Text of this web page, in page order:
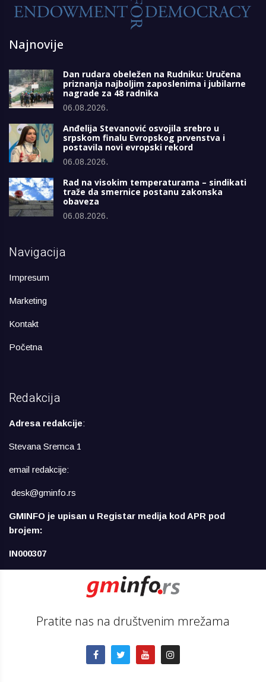
Najnovije
Dan rudara obeležen na Rudniku: Uručena
priznanja najboljim zaposlenima i jubilarne
nagrade za 48 radnika
06.08.2026.
Anđelija Stevanović osvojila srebro u
srpskom finalu Evropskog prvenstva i
postavila novi evropski rekord
06.08.2026.
Rad na visokim temperaturama – sindikati
traže da smernice postanu zakonska
obaveza
06.08.2026.
Navigacija
Impresum
Marketing
Kontakt
Početna
Redakcija
Adresa redakcije:
Stevana Sremca 1
email redakcije:
desk@gminfo.rs
GMINFO je upisan u Registar medija kod APR pod
brojem:
IN000307
Pratite nas na društvenim mrežama